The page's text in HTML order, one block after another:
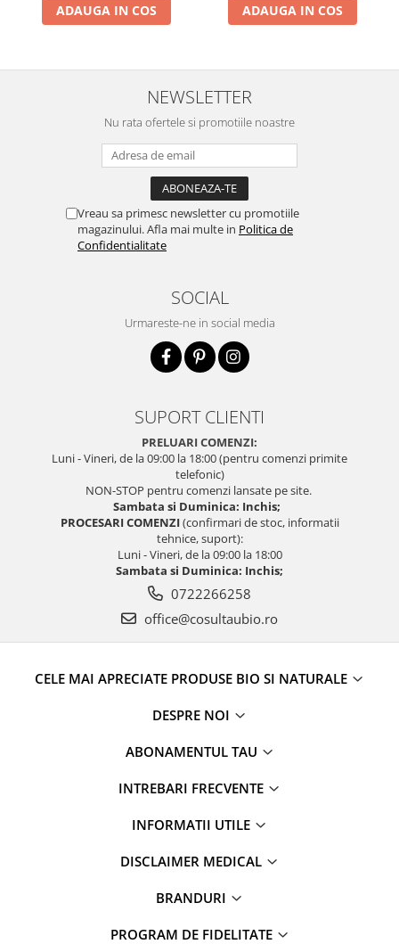
ADAUGA IN COS ADAUGA IN COS
NEWSLETTER
Nu rata ofertele si promotiile noastre
Vreau sa primesc newsletter cu promotiile
magazinului. Afla mai multe in Politica de
Confidentialitate
SOCIAL
Urmareste-ne in social media
SUPORT CLIENTI
PRELUARI COMENZI:
Luni - Vineri, de la 09:00 la 18:00 (pentru comenzi primite
telefonic)
NON-STOP pentru comenzi lansate pe site.
Sambata si Duminica: Inchis;
PROCESARI COMENZI(confirmari de stoc, informatii
tehnice, suport):
Luni - Vineri, de la 09:00 la 18:00
Sambata si Duminica: Inchis;
0722266258
office@cosultaubio.ro
CELE MAI APRECIATE PRODUSE BIO SI NATURALE
DESPRE NOI
ABONAMENTUL TAU
INTREBARI FRECVENTE
INFORMATII UTILE
DISCLAIMER MEDICAL
BRANDURI
PROGRAM DE FIDELITATE